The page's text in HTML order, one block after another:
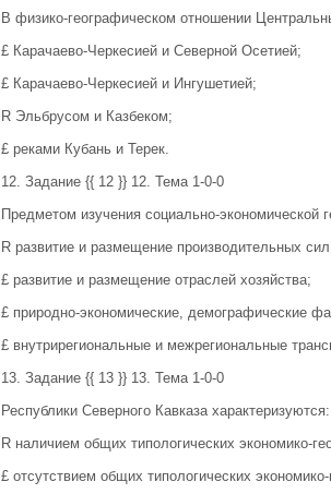
В физико-географическом отношении
£ Карачаево-Черкесией и Северной Осетией;
£ Карачаево-Черкесией и Ингушетией;
R Эльбрусом и Казбеком;
£ реками Кубань и Терек.
12. Задание {{ 12 }} 12. Тема 1-0-0
Предметом изучения социально-экономической
R развитие и размещение производительных
£ развитие и размещение отраслей хозяйства;
£ природно-экономические, демографические
£ внутрирегиональные и межрегиональные
13. Задание {{ 13 }} 13. Тема 1-0-0
Республики Северного Кавказа характеризуются:
R наличием общих типологических экономико-
£ отсутствием общих типологических